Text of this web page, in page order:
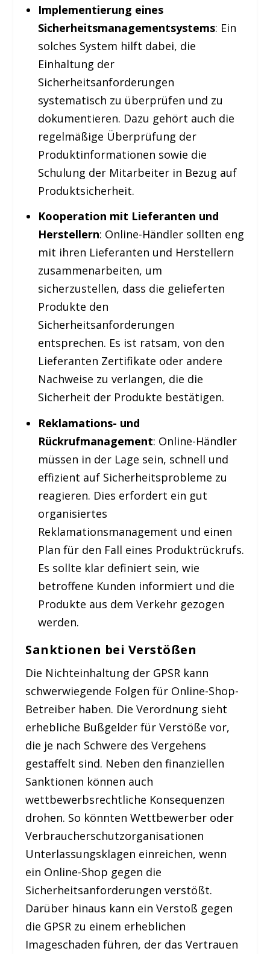
Implementierung eines
Sicherheitsmanagementsystems: Ein
solches System hilft dabei, die
Einhaltung der
Sicherheitsanforderungen
systematisch zu überprüfen und zu
dokumentieren. Dazu gehört auch die
regelmäßige Überprüfung der
Produktinformationen sowie die
Schulung der Mitarbeiter in Bezug auf
Produktsicherheit.
Kooperation mit Lieferanten und
Herstellern: Online-Händler sollten eng
mit ihren Lieferanten und Herstellern
zusammenarbeiten, um
sicherzustellen, dass die gelieferten
Produkte den
Sicherheitsanforderungen
entsprechen. Es ist ratsam, von den
Lieferanten Zertifikate oder andere
Nachweise zu verlangen, die die
Sicherheit der Produkte bestätigen.
Reklamations- und
Rückrufmanagement: Online-Händler
müssen in der Lage sein, schnell und
effizient auf Sicherheitsprobleme zu
reagieren. Dies erfordert ein gut
organisiertes
Reklamationsmanagement und einen
Plan für den Fall eines Produktrückrufs.
Es sollte klar definiert sein, wie
betroffene Kunden informiert und die
Produkte aus dem Verkehr gezogen
werden.
Sanktionen bei Verstößen
Die Nichteinhaltung der GPSR kann
schwerwiegende Folgen für Online-Shop-
Betreiber haben. Die Verordnung sieht
erhebliche Bußgelder für Verstöße vor,
die je nach Schwere des Vergehens
gestaffelt sind. Neben den finanziellen
Sanktionen können auch
wettbewerbsrechtliche Konsequenzen
drohen. So könnten Wettbewerber oder
Verbraucherschutzorganisationen
Unterlassungsklagen einreichen, wenn
ein Online-Shop gegen die
Sicherheitsanforderungen verstößt.
Darüber hinaus kann ein Verstoß gegen
die GPSR zu einem erheblichen
Imageschaden führen, der das Vertrauen